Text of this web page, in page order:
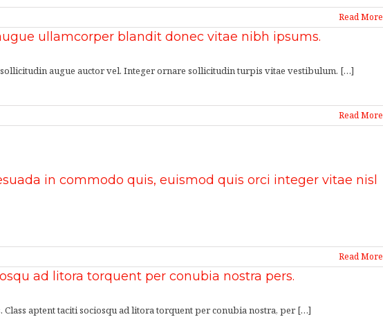
Read More
ullamcorper blandit donec vitae nibh ipsums.
augue auctor vel. Integer ornare sollicitudin turpis vitae vestibulum. […]
Read More
in commodo quis, euismod quis orci integer vitae nisl
Read More
ad litora torquent per conubia nostra pers.
Class aptent taciti sociosqu ad litora torquent per conubia nostra, per […]